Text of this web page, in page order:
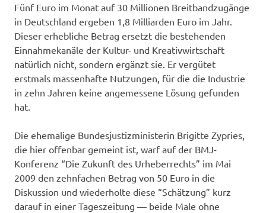
Fünf Euro im Monat auf 30 Millionen Breitbandzugänge
in Deutschland ergeben 1,8 Milliarden Euro im Jahr.
Dieser erhebliche Betrag ersetzt die bestehenden
Einnahmekanäle der Kultur- und Kreativwirtschaft
natürlich nicht, sondern ergänzt sie. Er vergütet
erstmals massenhafte Nutzungen, für die die Industrie
in zehn Jahren keine angemessene Lösung gefunden
hat.
Die ehemalige Bundesjustizministerin Brigitte Zypries,
die hier offenbar gemeint ist, warf auf der BMJ-
Konferenz “Die Zukunft des Urheberrechts” im Mai
2009 den zehnfachen Betrag von 50 Euro in die
Diskussion und wiederholte diese “Schätzung” kurz
darauf in einer Tageszeitung — beide Male ohne